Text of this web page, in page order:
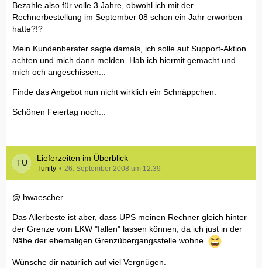
Bezahle also für volle 3 Jahre, obwohl ich mit der
Rechnerbestellung im September 08 schon ein Jahr erworben
hatte?!?
Mein Kundenberater sagte damals, ich solle auf Support-Aktion
achten und mich dann melden. Hab ich hiermit gemacht und
mich och angeschissen...
Finde das Angebot nun nicht wirklich ein Schnäppchen.
Schönen Feiertag noch...
Lieferzeiten im Überblick
Tunity 26. September 2008 um 12:39
@ hwaescher
Das Allerbeste ist aber, dass UPS meinen Rechner gleich hinter
der Grenze vom LKW "fallen" lassen können, da ich just in der
Nähe der ehemaligen Grenzübergangsstelle wohne.
Wünsche dir natürlich auf viel Vergnügen.